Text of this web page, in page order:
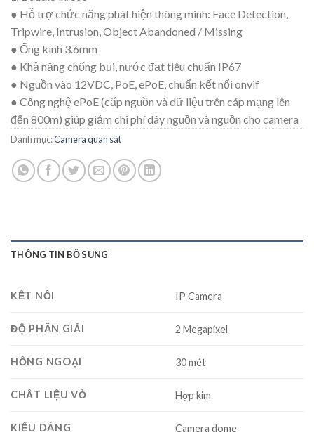
● Hỗ trợ chức năng phát hiện thông minh: Face Detection,
Tripwire, Intrusion, Object Abandoned / Missing
● Ống kính 3.6mm
● Khả năng chống bụi, nước đạt tiêu chuẩn IP67
● Nguồn vào 12VDC, PoE, ePoE, chuẩn kết nối onvif
● Công nghệ ePoE (cấp nguồn và dữ liệu trên cáp mạng lên
đến 800m) giúp giảm chi phí dây nguồn và nguồn cho camera
Danh mục:Camera quan sát
THÔNG TIN BỔ SUNG
KẾT NỐI IP Camera
ĐỘ PHÂN GIẢI 2 Megapixel
HỒNG NGOẠI 30 mét
CHẤT LIỆU VỎ Hợp kim
KIỂU DÁNG Camera dome